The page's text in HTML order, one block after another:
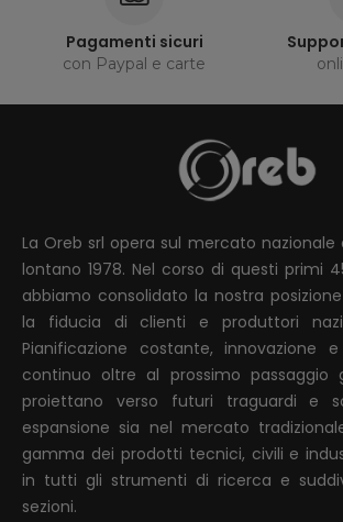
Pagamenti sicuri
con Paypal e carte
La Oreb srl opera sul mercato nazionale
lontano 1978. Nel corso di questi primi
abbiamo consolidato la nostra
la fiducia di clienti e produttori
Pianificazione costante, innovazione
continuo oltre al prossimo passaggio
proiettano verso futuri traguardi e
espansione sia nel mercato
gamma dei prodotti tecnici, civili e
in tutti gli strumenti di ricerca e
sezioni.